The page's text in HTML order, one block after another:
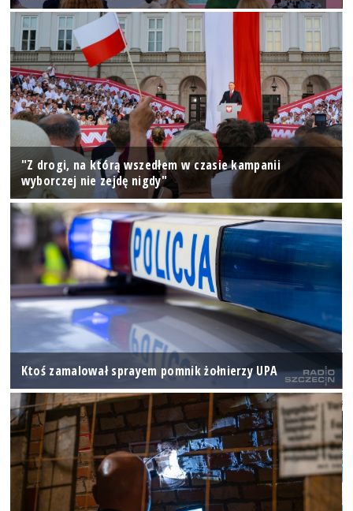
"Z drogi, na którą wszedłem w czasie kampanii
wyborczej nie zejdę nigdy"
Ktoś zamalował sprayem pomnik żołnierzy UPA